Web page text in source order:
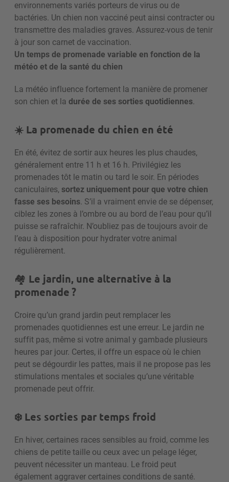
environnements variés porteurs de virus ou de
bactéries. Un chien non vacciné peut ainsi contracter ou
transmettre des maladies graves. Assurez-vous de tenir
à jour son carnet de vaccination.
Un temps de promenade variable en fonction de la
météo et de la santé du chien
La météo influence fortement la manière de promener
son chien et la durée de ses sorties quotidiennes.
☀️ La promenade du chien en été
En été, évitez de sortir aux heures les plus chaudes,
généralement entre 11 h et 16 h. Privilégiez les
promenades tôt le matin ou tard le soir​. En périodes
caniculaires, sortez uniquement pour que votre chien
fasse ses besoins. S’il a vraiment envie de se dépenser,
ciblez les zones à l’ombre ou au bord de l’eau pour qu’il
puisse se rafraîchir. N’oubliez pas de toujours avoir de
l’eau à disposition pour hydrater votre animal
régulièrement.
🏘 Le jardin, une alternative à la
promenade ?
Croire qu’un grand jardin peut remplacer les
promenades quotidiennes est une erreur. Le jardin ne
suffit pas, même si votre animal y gambade plusieurs
heures par jour. Certes, il offre un espace où le chien
peut se dégourdir les pattes, mais il ne propose pas les
stimulations mentales et sociales qu’une véritable
promenade peut offrir.
❄️ Les sorties par temps froid
En hiver, certaines races sensibles au froid, comme les
chiens de petite taille ou ceux avec un pelage léger,
peuvent nécessiter un manteau. Le froid peut
également aggraver certaines conditions de santé.